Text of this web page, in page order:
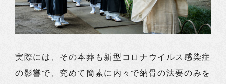
実際には、その本葬も新型コロナウイルス感染症
の影響で、究めて簡素に内々で納骨の法要のみを